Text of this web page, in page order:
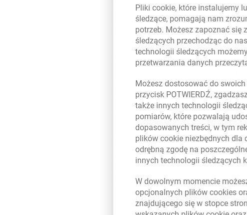
filarach, z najwyższą oceną w
- W dobie powszechnej cyfryzacji i
pomiędzy markami i branżami,
potrzeb i zadowolenia w centrum
doświadczenia klientów to element
rzędu. Niezmiernie ważna jest też
awans aż o dwie pozycje w tym
Experience nie konkurujemy już
Millennium.
- Niezwykle cieszy nas ponownie
top 10 marek dostarczających
czy Nike, udowadniając tym
klientocentryzmie. Od lat kładziemy
indywidualnych potrzeb klientów.
kanale cyfrowym, jak i tradycyjnym.
Plikicookie, które instalujemy
śledzące, pomagają nam
potrzeb. Możesz zapoznać
śledzących przechodząc do
technologii śledzących
przetwarzania danych
Możesz dostosować do
przycisk POTWIERDŹ,
także innych technologii
pomiarów, które pozwalają
dopasowanych treści, w tym
plikówcookie niezbędnych dla
odrębną zgodę na
innych technologii śledzących
W dowolnym momencie
opcjonalnych plikówcookies
znajdującego się w stopce